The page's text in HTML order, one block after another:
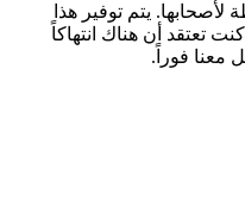
يتم توفير هذا
تعتقد أن هناك انتهاكاً
معنا فوراً.